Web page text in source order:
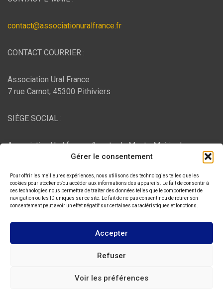
Gérer le consentement
Pour offrir les meilleures expériences, nous utilisons des technologies telles que les
cookies pour stocker et/ou accéder aux informations des appareils. Le fait de consentir à
ces technologies nous permettra de traiter des données telles que le comportement de
navigation ou les ID uniques sur ce site. Le fait de ne pas consentir ou de retirer son
consentement peut avoir un effet négatif sur certaines caractéristiques et fonctions.
Accepter
Refuser
Voir les préférences
contact@associationuralfrance.fr
CONTACT COURRIER :
Association Ural France
7 rue Carnot, 45300 Pithiviers
SIÈGE SOCIAL :
Association Ural france, 1 route du Mont - Mairie de
Bujaleuf, 87460 Bujaleuf
HÉBERGEMENT :
, Chemin des Pardiaux, 63000 Clermont-Ferrand
ASSOCIATION URAL FRANCE
Fièrement propulsé par :